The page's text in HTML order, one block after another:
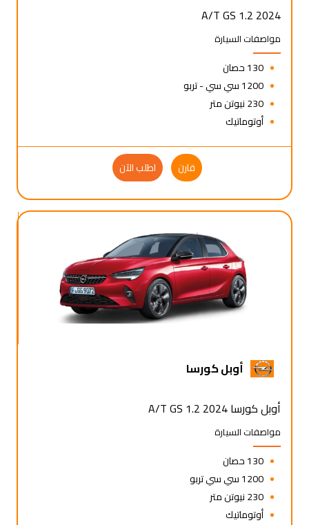
2024 1.2 A/T GS
مواصفات السيارة
130 حصان
1200 سي سي - تربو
230 نيوتن متر
أوتوماتيك
قارن اطلب الآن
أوبل كورسا
أوبل كورسا 2024 1.2 A/T GS
مواصفات السيارة
130 حصان
1200 سي سي تربو
230 نيوتن متر
أوتوماتيك